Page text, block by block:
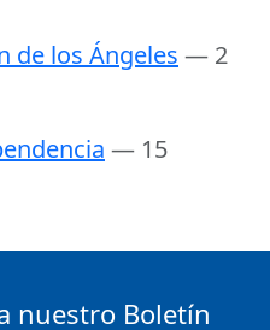
de los Ángeles — 2
— 15
nuestro Boletín